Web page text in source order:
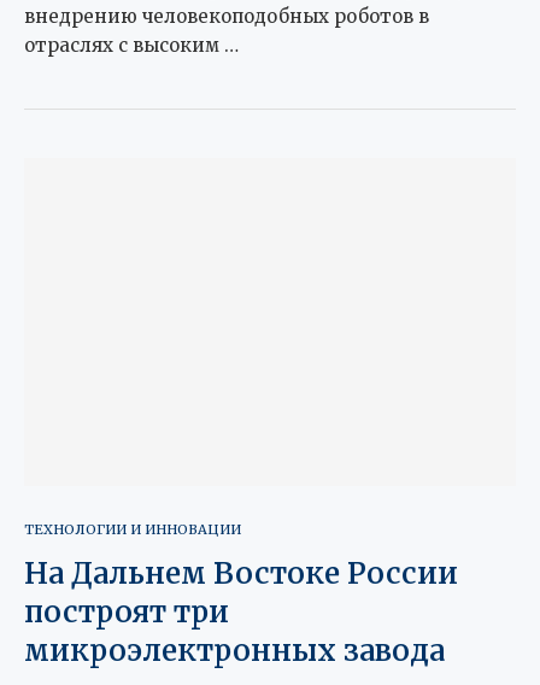
внедрению человекоподобных роботов в
отраслях с высоким …
ТЕХНОЛОГИИ И ИННОВАЦИИ
На Дальнем Востоке России
построят три
микроэлектронных завода